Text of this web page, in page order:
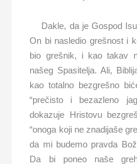
Dakle, da je Gospod
On bi nasledio grešnost i
bio grešnik, i kao takav
našeg Spasitelja. Ali,
kao totalno bezgrešno
“prečisto i bezazleno
dokazuje Hristovu
“onoga koji ne znadijaše
da mi budemo pravda
Da bi poneo naše